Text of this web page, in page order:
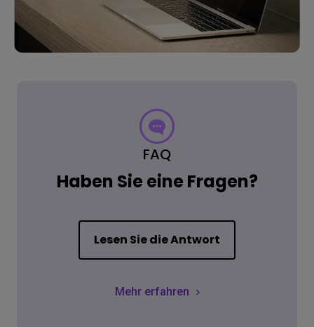
FAQ
Haben Sie eine Fragen?
Lesen Sie die Antwort
Mehr erfahren